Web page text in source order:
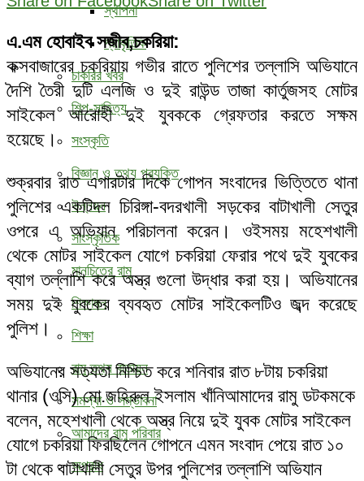
স্থাপনা
প্রাকৃতিক
চাকরির খবর
শিল্প-সাহিত্য
সংস্কৃতি
বিজ্ঞান ও তথ্য প্রযুক্তি
উন্নয়ন
সাংস্কৃতিক
মানচিত্রে রামু
শিক্ষাঙ্গন
শিক্ষা
রামু তথ্য বাতায়ন
সমস্যা ও সম্ভাবনা
আমাদের রামু পরিবার
অপরাধ
এ.এম হোবাইব সজীব,চকরিয়া:
কক্সবাজারের চকরিয়ায় গভীর রাতে পুলিশের তল্লাসি অভিযানে
দৈশি তৈরী দুটি এলজি ও দুই রাউন্ড তাজা কার্তুজসহ মোটর
সাইকেল আরোহী দুই যুবককে গ্রেফতার করতে সক্ষম
হয়েছে।
শুক্রবার রাত এগারটার দিকে গোপন সংবাদের ভিত্তিতে থানা
পুলিশের একটিদল চিরিঙ্গা-বদরখালী সড়কের বাটাখালী সেতুর
ওপরে এ অভিযান পরিচালনা করেন। ওইসময় মহেশখালী
থেকে মোটর সাইকেল যোগে চকরিয়া ফেরার পথে দুই যুবকের
ব্যাগ তল্লাশি করে অস্ত্র গুলো উদ্ধার করা হয়। অভিযানের
সময় দুই যুবকের ব্যবহৃত মোটর সাইকেলটিও জব্দ করেছে
পুলিশ।
অভিযানের সত্যতা নিশ্চিত করে শনিবার রাত ৮টায় চকরিয়া
থানার (ওসি) মো.জহিরুল ইসলাম খাঁনিআমাদের রামু ডটকমকে
বলেন, মহেশখালী থেকে অস্ত্র নিয়ে দুই যুবক মোটর সাইকেল
যোগে চকরিয়া ফিরছিলেন গোপনে এমন সংবাদ পেয়ে রাত ১০
টা থেকে বাটাখালী সেতুর উপর পুলিশের তল্লাশি অভিযান